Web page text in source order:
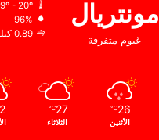
مونتريال
غيوم متفرقة
29º - 20º
96%
0.89 كيلومتر/ساعة
26
℃
الأثنين
27
℃
الثلاثاء